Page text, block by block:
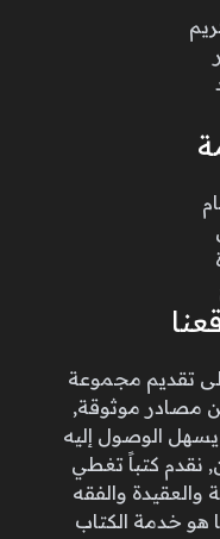
تقديم مجموعة
مصادر موثوقة,
الوصول إليه
نقدم كتباً تغطي
والفقه
هو خدمة الكتاب